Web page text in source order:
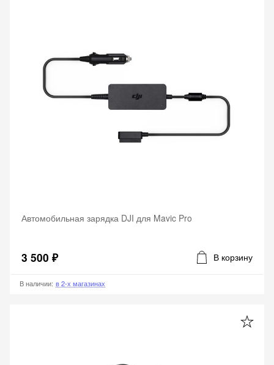
Автомобильная зарядка DJI для Mavic Pro
3 500 ₽ В корзину
В наличии: в 2-х магазинах